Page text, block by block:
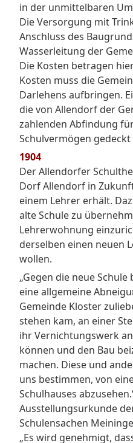
in der unmittelbaren
Die Versorgung mit
Anschluss des
Wasserleitung der
Die Kosten betragen
Kosten muss die
Darlehens aufbringen.
die von Allendorf der
zahlenden Abfindung
Schulvermögen gedeckt
1904
Der Allendorfer
Dorf Allendorf in
einem Lehrer erhält.
alte Schule zu
Lehrerwohnung
derselben einen neuen
wollen.
„Gegen die neue
eine allgemeine
Gemeinde Kloster
stehen kam, an einer
ihr Vernichtungswerk
können und den Bau
machen. Diese und
uns bestimmen, von
Schulhauses
Ausstellungsurkunde
Schulensachen
„Es wird genehmigt,